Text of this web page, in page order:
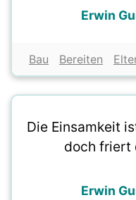
Erwin
Bau Bereiten
Die Einsamkeit
doch friert
Erwin